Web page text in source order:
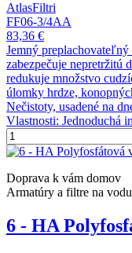
AtlasFiltri
FF06-3/4AA
83,36 €
Jemný
zabezpečuje nepretržitú
redukuje množstvo
úlomky hrdze,
Nečistoty, usadené na
Vlastnosti: Jednoduchá
Doprava k vám domov
Armatúry a filtre na vodu
6 - HA